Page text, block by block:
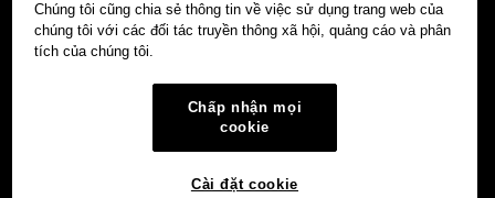
Chúng tôi cũng chia sẻ thông tin về việc sử dụng trang web của
chúng tôi với các đối tác truyền thông xã hội, quảng cáo và phân
tích của chúng tôi.
Chấp nhận mọi
cookie
Cài đặt cookie